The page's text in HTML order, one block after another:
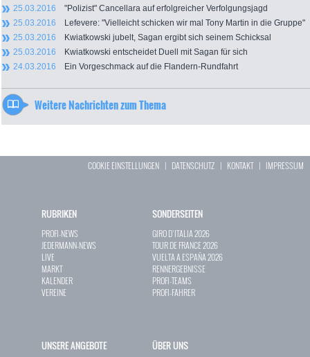
25.03.2016 "Polizist" Cancellara auf erfolgreicher Verfolgungsjagd
25.03.2016 Lefevere: "Vielleicht schicken wir mal Tony Martin in die Gruppe"
25.03.2016 Kwiatkowski jubelt, Sagan ergibt sich seinem Schicksal
25.03.2016 Kwiatkowski entscheidet Duell mit Sagan für sich
24.03.2016 Ein Vorgeschmack auf die Flandern-Rundfahrt
Weitere Nachrichten zum Thema
COOKIE EINSTELLUNGEN | DATENSCHUTZ | KONTAKT| IMPRESSUM
RUBRIKEN
PROFI-NEWS
JEDERMANN-NEWS
LIVE
MARKT
KALENDER
VEREINE
SONDERSEITEN
GIRO D`ITALIA 2026
TOUR DE FRANCE 2026
VUELTA A ESPAÑA 2026
RENNERGEBNISSE
PROFI-TEAMS
PROFI-FAHRER
UNSERE ANGEBOTE ÜBER UNS